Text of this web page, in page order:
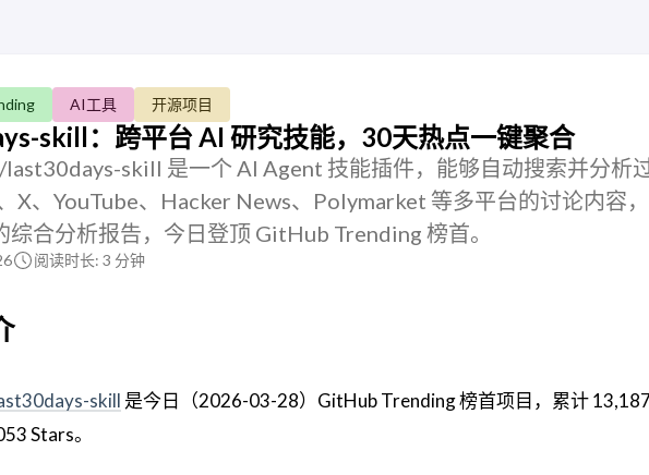
AI工具 开源项目
skill：跨平台 AI 研究技能，30天热点一键聚合
last30days-skill 是一个 AI Agent 技能插件，能够自动搜索并分析
X、YouTube、Hacker News、Polymarket 等多平台的讨论内容
综合分析报告，今日登顶 GitHub Trending 榜首。
阅读时长: 3 分钟
skill 是今日（2026-03-28）GitHub Trending 榜首项目，累计
Stars。